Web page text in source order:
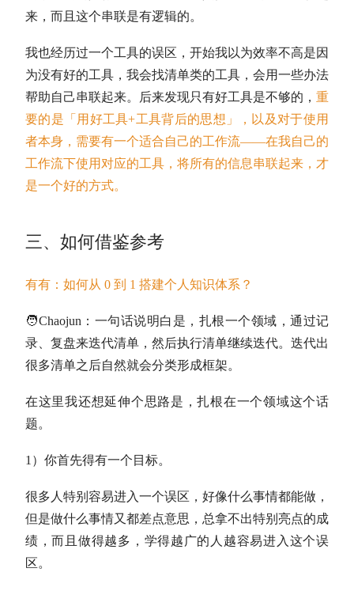
来，而且这个串联是有逻辑的。
我也经历过一个工具的误区，开始我以为效率不高是因
为没有好的工具，我会找清单类的工具，会用一些办法
帮助自己串联起来。后来发现只有好工具是不够的， 重
要的是「用好工具+工具背后的思想」，以及对于使用
者本身，需要有一个适合自己的工作流——在我自己的
工作流下使用对应的工具，将所有的信息串联起来，才
是一个好的方式。
三、如何借鉴参考
有有：如何从 0 到 1 搭建个人知识体系？
🧑Chaojun： 一句话说明白是，扎根一个领域，通过记
录、复盘来迭代清单，然后执行清单继续迭代。迭代出
很多清单之后自然就会分类形成框架。
在这里我还想延伸个思路是，扎根在一个领域这个话
题。
1）你首先得有一个目标。
很多人特别容易进入一个误区，好像什么事情都能做，
但是做什么事情又都差点意思，总拿不出特别亮点的成
绩，而且做得越多，学得越广的人越容易进入这个误
区。